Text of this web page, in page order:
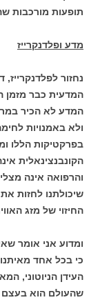
תופעות מורכבות
מדע ופלדנקרייז
נחזור לפלדנקרייז,
המדעית כבר מזמן
המדע לא הכיר
ולא באמנויות
בפרקטיקות הללו
הקונבנצינאלית
והרפואה אינה
שיכולתנו לחזות
החיזוי של מזג
ומדוע אני אומר
כי בכל אחד
העידן הניוטוני,
שהעולם הוא בעצם